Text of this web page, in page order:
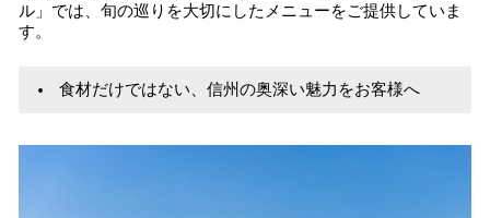
ル」では、旬の巡りを大切にしたメニューをご提供していま
す。
食材だけではない、信州の奥深い魅力をお客様へ